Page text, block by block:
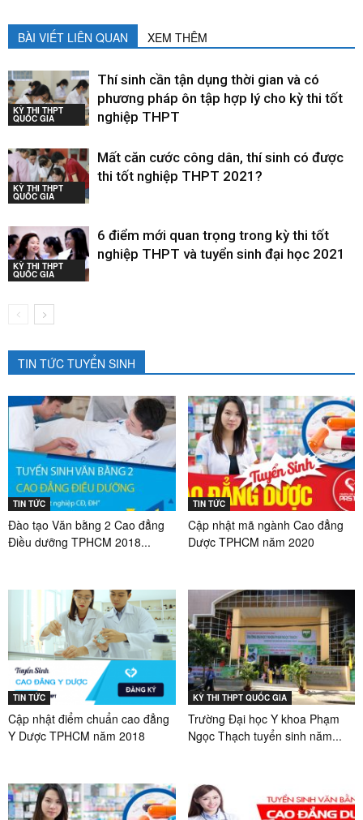
BÀI VIẾT LIÊN QUAN XEM THÊM
KỲ THI THPT
QUỐC GIA
Thí sinh cần tận dụng thời gian và có
phương pháp ôn tập hợp lý cho kỳ thi tốt
nghiệp THPT
KỲ THI THPT
QUỐC GIA
Mất căn cước công dân, thí sinh có được
thi tốt nghiệp THPT 2021?
KỲ THI THPT
QUỐC GIA
6 điểm mới quan trọng trong kỳ thi tốt
nghiệp THPT và tuyển sinh đại học 2021
TIN TỨC TUYỂN SINH
TIN TỨC
Đào tạo Văn bằng 2 Cao đẳng
Điều dưỡng TPHCM 2018...
TIN TỨC
Cập nhật mã ngành Cao đẳng
Dược TPHCM năm 2020
TIN TỨC
Cập nhật điểm chuẩn cao đẳng
Y Dược TPHCM năm 2018
KỲ THI THPT QUỐC GIA
Trường Đại học Y khoa Phạm
Ngọc Thạch tuyển sinh năm...